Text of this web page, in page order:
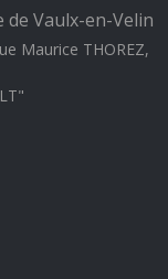
de Vaulx-en-Velin
Maurice THOREZ,